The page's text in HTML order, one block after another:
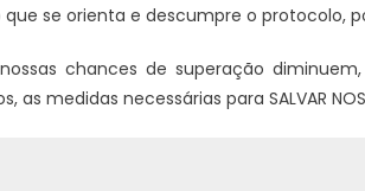
se orienta e descumpre o protocolo,
chances de superação
medidas necessárias para SALVAR